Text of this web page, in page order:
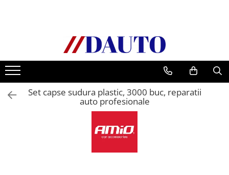
Bullbare, Suporti lumini camioane
Accesorii inox
DAF
CF Euro 6
Set capse sudura plastic, 3000 buc, reparatii
auto profesionale